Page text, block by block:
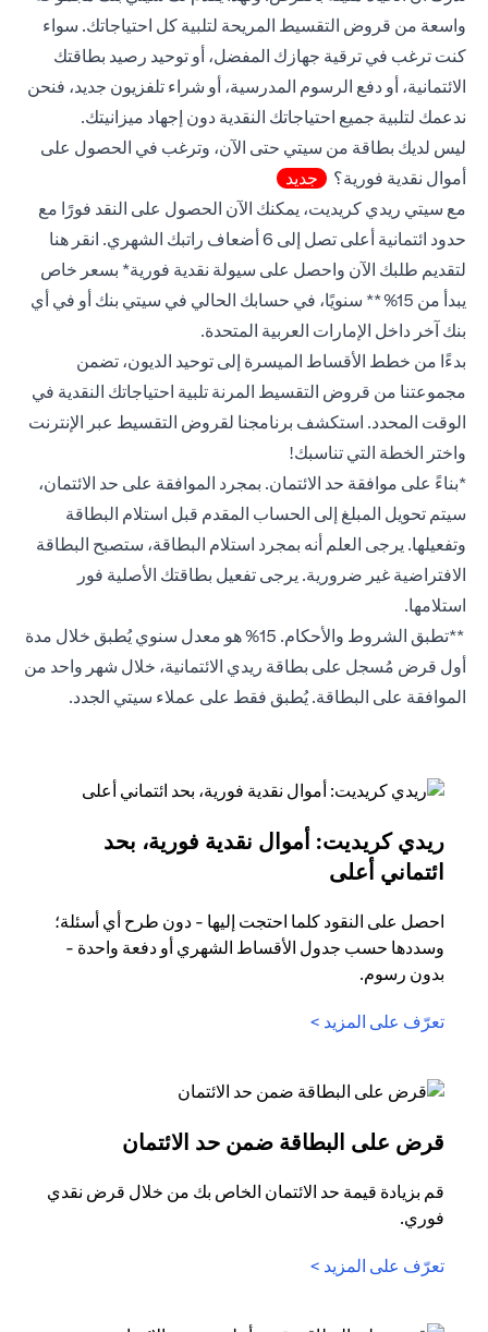
واسعة من قروض التقسيط المريحة لتلبية كل احتياجاتك. سواء
كنت ترغب في ترقية جهازك المفضل، أو توحيد رصيد بطاقتك
الائتمانية، أو دفع الرسوم المدرسية، أو شراء تلفزيون جديد، فنحن
ندعمك لتلبية جميع احتياجاتك النقدية دون إجهاد ميزانيتك.
ليس لديك بطاقة من سيتي حتى الآن، وترغب في الحصول على
أموال نقدية فورية؟
جديد
مع سيتي ريدي كريديت، يمكنك الآن الحصول على النقد فورًا مع
حدود ائتمانية أعلى تصل إلى 6 أضعاف راتبك الشهري.
انقر هنا
لتقديم طلبك الآن واحصل على سيولة نقدية فورية* بسعر خاص
يبدأ من 15%** سنويًا، في حسابك الحالي في سيتي بنك أو في أي
بنك آخر داخل الإمارات العربية المتحدة.
بدءًا من خطط الأقساط الميسرة إلى توحيد الديون، تضمن
مجموعتنا من قروض التقسيط المرنة تلبية احتياجاتك النقدية في
الوقت المحدد. استكشف برنامجنا لقروض التقسيط عبر الإنترنت
واختر الخطة التي تناسبك!
*بناءً على موافقة حد الائتمان. بمجرد الموافقة على حد الائتمان،
سيتم تحويل المبلغ إلى الحساب المقدم قبل استلام البطاقة
وتفعيلها. يرجى العلم أنه بمجرد استلام البطاقة، ستصبح البطاقة
الافتراضية غير ضرورية. يرجى تفعيل بطاقتك الأصلية فور
استلامها.
**تطبق الشروط والأحكام. 15% هو معدل سنوي يُطبق خلال مدة
أول قرض مُسجل على بطاقة ريدي الائتمانية، خلال شهر واحد من
الموافقة على البطاقة. يُطبق فقط على عملاء سيتي الجدد.
ريدي كريديت: أموال نقدية فورية، بحد
ائتماني أعلى
احصل على النقود كلما احتجت إليها - دون طرح أي أسئلة؛
وسددها حسب جدول الأقساط الشهري أو دفعة واحدة -
بدون رسوم.
تعرّف على المزيد >
قرض على البطاقة ضمن حد الائتمان
قم بزيادة قيمة حد الائتمان الخاص بك من خلال قرض نقدي
فوري.
تعرّف على المزيد >